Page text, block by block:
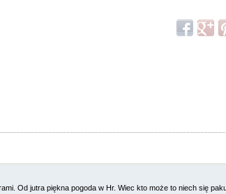
Od jutra piękna pogoda w Hr. Wiec kto może to niech się